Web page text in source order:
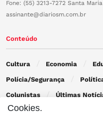
Fone: (55) 3213-7272 Santa
assinante@diariosm.com.br
Conteúdo
Cultura Economia
Polícia/Segurança
Colunistas Últimas
Cookies.